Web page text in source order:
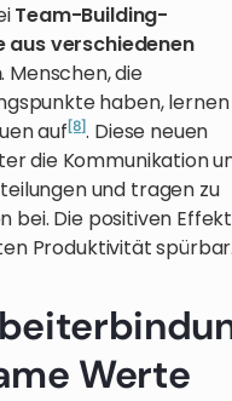
Team-Building-
verschiedenen
. Menschen, die
haben, lernen
auf[8]. Diese neuen
die Kommunikation
und tragen zu
bei. Die positiven
Produktivität
Werte